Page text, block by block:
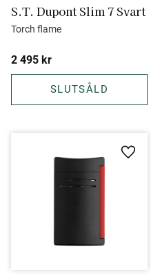
S.T. Dupont Slim 7 Svart
Torch flame
2 495 kr